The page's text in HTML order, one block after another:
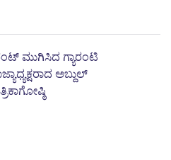
ಮುಗಿಸಿದ ಗ್ಯಾರಂಟಿ
ಅಬ್ದುಲ್